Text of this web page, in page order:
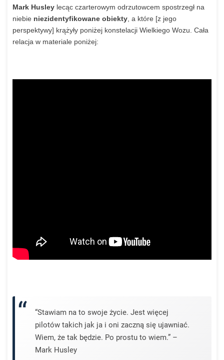
Mark Husley lecąc czarterowym odrzutowcem spostrzegł na
niebie niezidentyfikowane obiekty , a które [z jego
perspektywy] krążyły poniżej konstelacji Wielkiego Wozu. Cała
relacja w materiale poniżej:
“Stawiam na to swoje życie. Jest więcej
pilotów takich jak ja i oni zaczną się ujawniać.
Wiem, że tak będzie. Po prostu to wiem.” –
Mark Husley